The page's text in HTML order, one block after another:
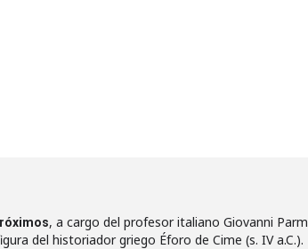
, a cargo del profesor italiano Giovanni
del historiador griego Éforo de Cime (s. IV a.C.).